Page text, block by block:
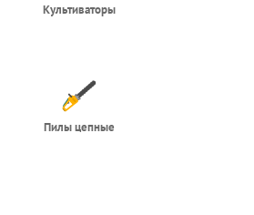
Культиваторы
Пилы цепные